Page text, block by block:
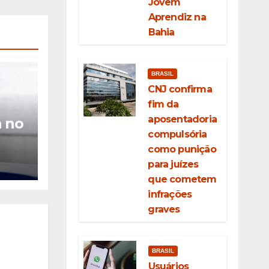
no
a
Aprendiz na
Bahia
BRASIL
CNJ confirma
fim da
aposentadoria
compulsória
como punição
para juízes
que cometem
infrações
graves
BRASIL
Usuários